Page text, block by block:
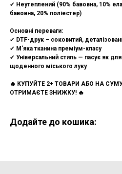
✔ Неутеплений (90% бавовна, 10%
бавовна, 20% поліестер)
Основні переваги:
✔ DTF-друк – соковитий,
✔ М'яка тканина преміум-класу
✔ Універсальний стиль — пасує як для
щоденного міського луку
🔥 КУПУЙТЕ 2+ ТОВАРИ АБО НА СУМУ
ОТРИМАЄТЕ ЗНИЖКУ! 🔥
Додайте до кошика: